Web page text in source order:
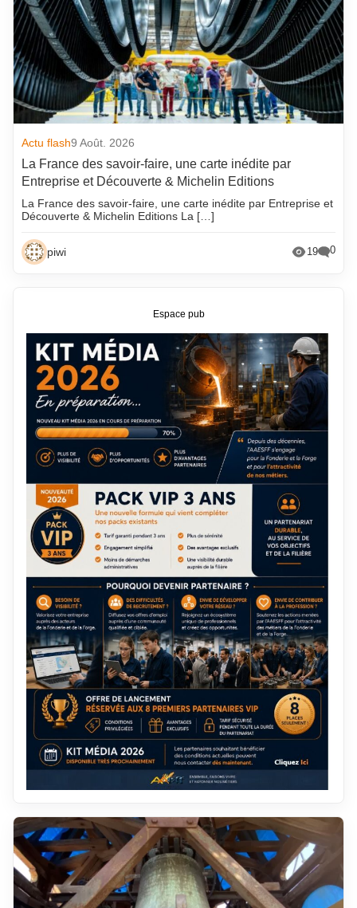
Actu flash9 Août. 2026
La France des savoir-faire, une carte inédite par
Entreprise et Découverte & Michelin Editions
La France des savoir-faire, une carte inédite par Entreprise et
Découverte & Michelin Editions La […]
piwi 19 0
Espace pub